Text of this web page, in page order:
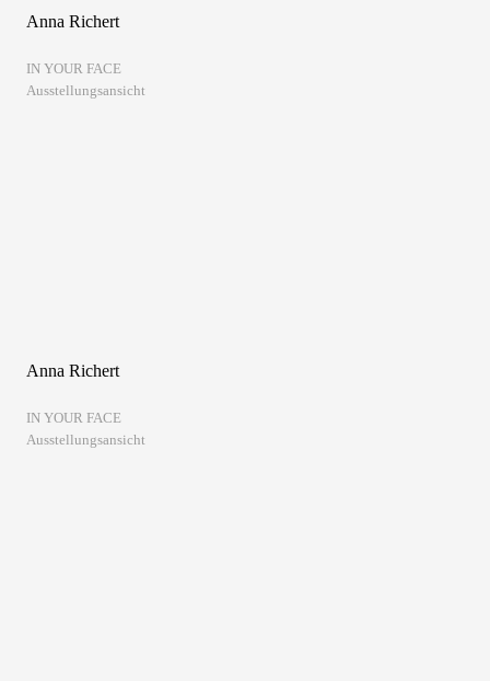
Anna Richert
IN YOUR FACE
Ausstellungsansicht
Anna Richert
IN YOUR FACE
Ausstellungsansicht